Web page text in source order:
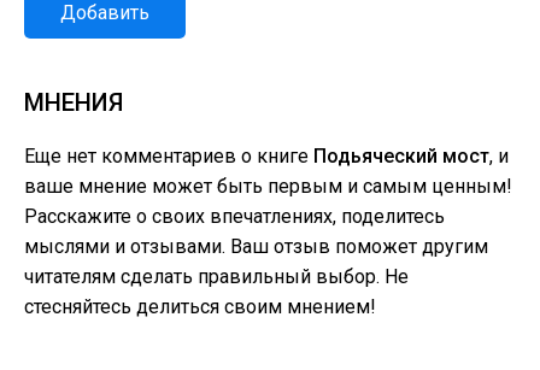
Добавить
МНЕНИЯ
Еще нет комментариев о книге Подьяческий мост, и
ваше мнение может быть первым и самым ценным!
Расскажите о своих впечатлениях, поделитесь
мыслями и отзывами. Ваш отзыв поможет другим
читателям сделать правильный выбор. Не
стесняйтесь делиться своим мнением!